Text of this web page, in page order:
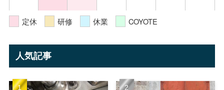
定休 研修 休業 COYOTE
人気記事